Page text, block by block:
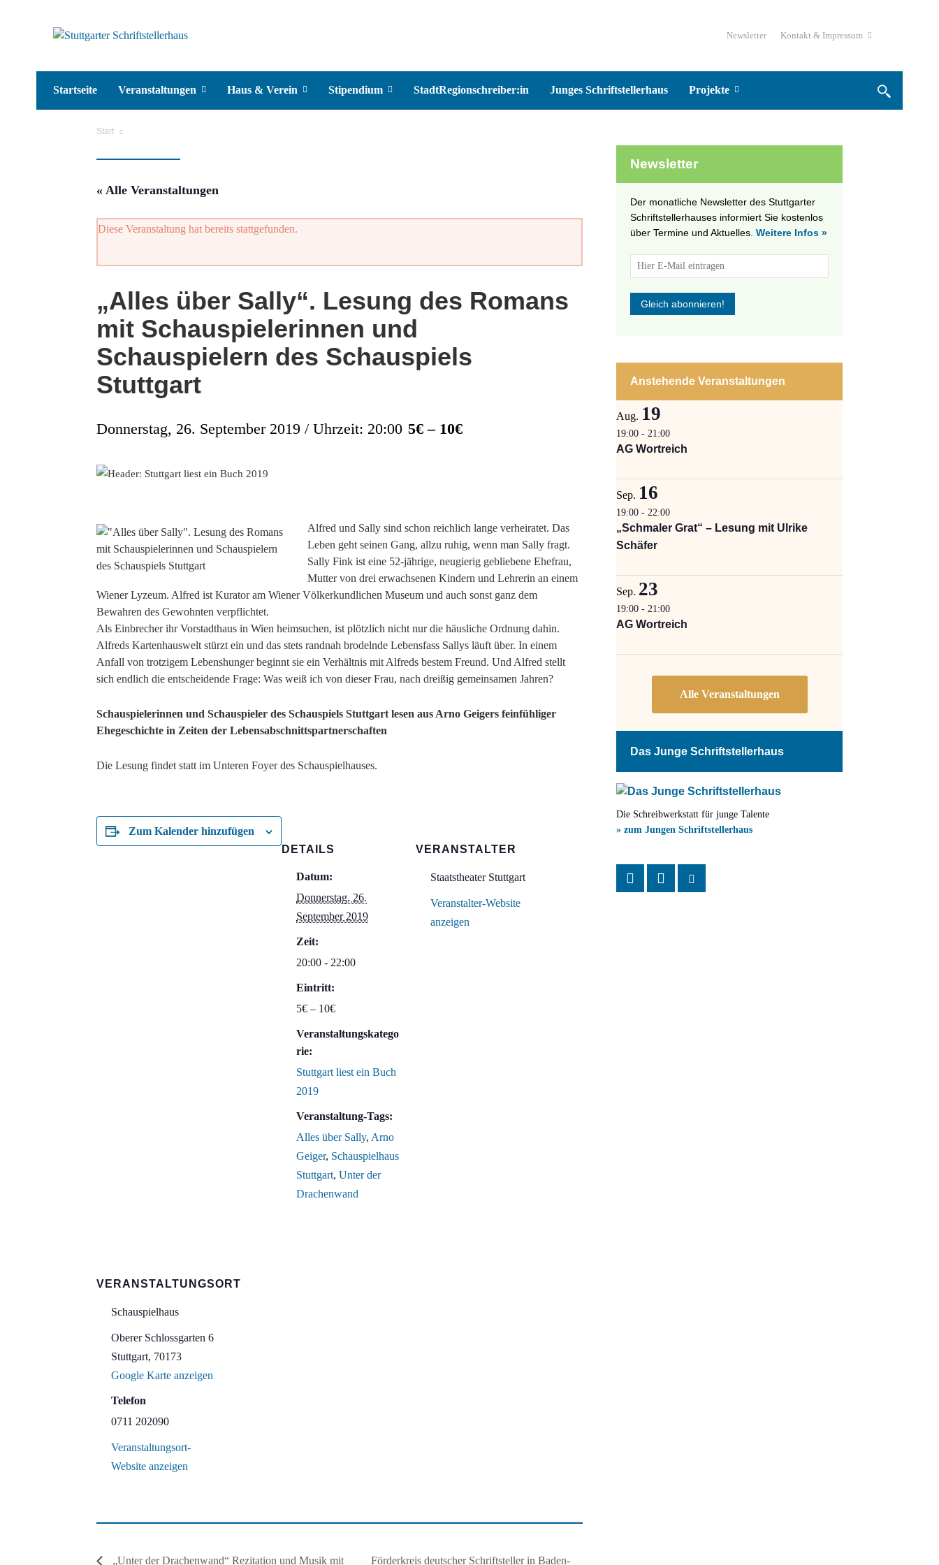
Newsletter Kontakt & Impressum
Startseite Veranstaltungen Haus & Verein Stipendium StadtRegionschreiber:in Junges Schriftstellerhaus Projekte
Start
« Alle Veranstaltungen
Diese Veranstaltung hat bereits stattgefunden.
„Alles über Sally“. Lesung des Romans
mit Schauspielerinnen und
Schauspielern des Schauspiels
Stuttgart
Donnerstag, 26. September 2019 / Uhrzeit: 20:00 5€ – 10€
Alfred und Sally sind schon reichlich lange verheiratet. Das
Leben geht seinen Gang, allzu ruhig, wenn man Sally fragt.
Sally Fink ist eine 52-jährige, neugierig gebliebene Ehefrau,
Mutter von drei erwachsenen Kindern und Lehrerin an einem
Wiener Lyzeum. Alfred ist Kurator am Wiener Völkerkundlichen Museum und auch sonst ganz dem
Bewahren des Gewohnten verpflichtet.
Als Einbrecher ihr Vorstadthaus in Wien heimsuchen, ist plötzlich nicht nur die häusliche Ordnung dahin.
Alfreds Kartenhauswelt stürzt ein und das stets randnah brodelnde Lebensfass Sallys läuft über. In einem
Anfall von trotzigem Lebenshunger beginnt sie ein Verhältnis mit Alfreds bestem Freund. Und Alfred stellt
sich endlich die entscheidende Frage: Was weiß ich von dieser Frau, nach dreißig gemeinsamen Jahren?
Schauspielerinnen und Schauspieler des Schauspiels Stuttgart lesen aus Arno Geigers feinfühliger
Ehegeschichte in Zeiten der Lebensabschnittspartnerschaften
Die Lesung findet statt im Unteren Foyer des Schauspielhauses.
Zum Kalender hinzufügen
DETAILS
Datum:
Donnerstag, 26.
September 2019
Zeit:
20:00 - 22:00
Eintritt:
5€ – 10€
Veranstaltungskatego
rie:
Stuttgart liest ein Buch
2019
Veranstaltung-Tags:
Alles über Sally, Arno
Geiger, Schauspielhaus
Stuttgart, Unter der
Drachenwand
VERANSTALTER
Staatstheater Stuttgart
Veranstalter-Website
anzeigen
VERANSTALTUNGSORT
Schauspielhaus
Oberer Schlossgarten 6
Stuttgart, 70173
Google Karte anzeigen
Telefon
0711 202090
Veranstaltungsort-
Website anzeigen
„Unter der Drachenwand“ Rezitation und Musik mit Förderkreis deutscher Schriftsteller in Baden-
Newsletter
Der monatliche Newsletter des Stuttgarter
Schriftstellerhauses informiert Sie kostenlos
über Termine und Aktuelles. Weitere Infos »
Anstehende Veranstaltungen
Aug. 19
19:00 - 21:00
AG Wortreich
Sep. 16
19:00 - 22:00
„Schmaler Grat“ – Lesung mit Ulrike
Schäfer
Sep. 23
19:00 - 21:00
AG Wortreich
Das Junge Schriftstellerhaus
Die Schreibwerkstatt für junge Talente
» zum Jungen Schriftstellerhaus